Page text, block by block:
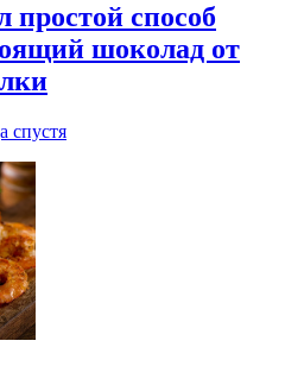
простой способ
шоколад от
спустя